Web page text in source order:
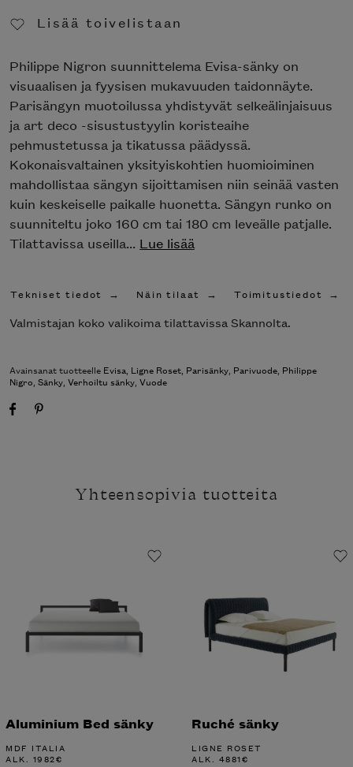
Lisää toivelistaan
Philippe Nigron suunnittelema Evisa-sänky on
visuaalisen ja fyysisen mukavuuden taidonnäyte.
Parisängyn muotoilussa yhdistyvät selkeälinjaisuus
ja art deco -sisustustyylin koristeaihe
pehmustetussa ja tikatussa päädyssä.
Kokonaisvaltainen yksityiskohtien huomioiminen
mahdollistaa sängyn sijoittamisen niin seinää vasten
kuin keskeiselle paikalle huonetta. Sängyn runko on
suunniteltu joko 160 cm tai 180 cm leveälle patjalle.
Tilattavissa useilla... Lue lisää
Tekniset tiedot Näin tilaat Toimitustiedot
Valmistajan koko valikoima tilattavissa Skannolta.
Avainsanat tuotteelle Evisa, Ligne Roset, Parisänky, Parivuode, Philippe
Nigro, Sänky, Verhoiltu sänky, Vuode
Yhteensopivia tuotteita
Aluminium Bed sänky
MDF ITALIA
ALK. 1982€
Ruché sänky
LIGNE ROSET
ALK. 4881€